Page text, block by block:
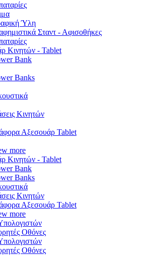
Ύλη
Σταντ - Αφισοθήκες
Κινητών - Tablet
Bank
Banks
Κινητών
Αξεσουάρ Tablet
more
Κινητών - Tablet
Bank
Banks
Κινητών
Αξεσουάρ Tablet
more
Οθόνες
Οθόνες